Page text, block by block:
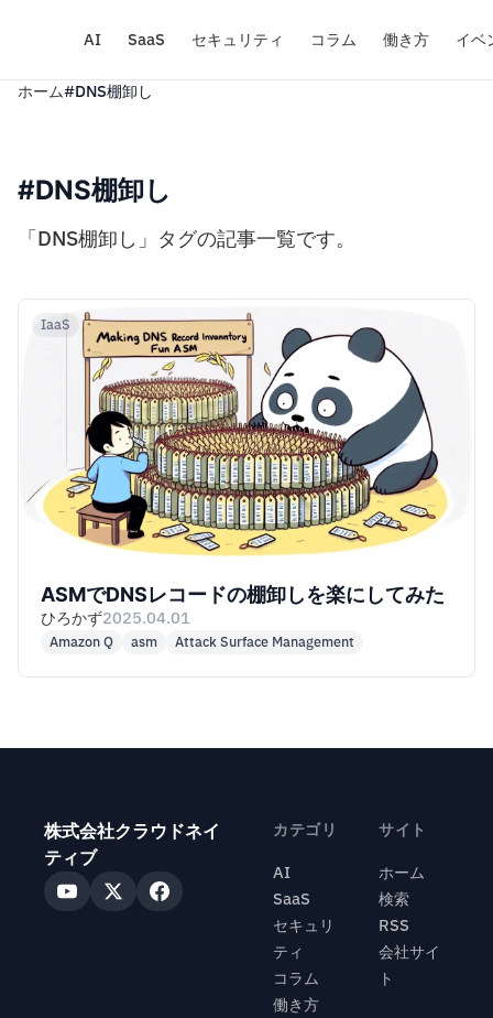
AI SaaS セキュリティ コラム 働き方 イベ
ホーム#DNS棚卸し
#DNS棚卸し
「DNS棚卸し」タグの記事一覧です。
IaaS
ASMでDNSレコードの棚卸しを楽にしてみた
ひろかず2025.04.01
Amazon Q asm Attack Surface Management
株式会社クラウドネイ
ティブ
カテゴリ
AI
SaaS
セキュリ
ティ
コラム
働き方
サイト
ホーム
検索
RSS
会社サイ
ト